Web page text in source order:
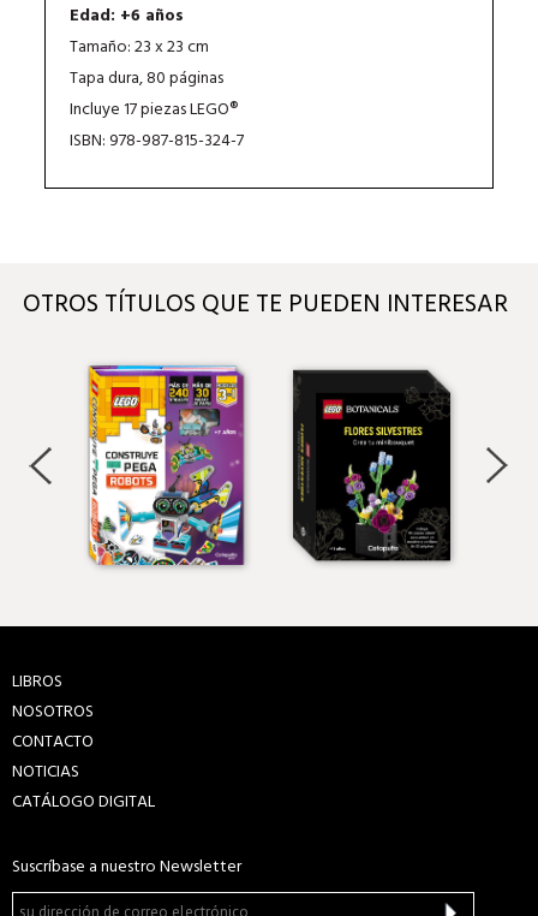
Edad: +6 años
Tamaño: 23 x 23 cm
Tapa dura, 80 páginas
Incluye 17 piezas LEGO®
ISBN: 978-987-815-324-7
OTROS TÍTULOS QUE TE PUEDEN INTERESAR
LIBROS
NOSOTROS
CONTACTO
NOTICIAS
CATÁLOGO DIGITAL
Suscríbase a nuestro Newsletter